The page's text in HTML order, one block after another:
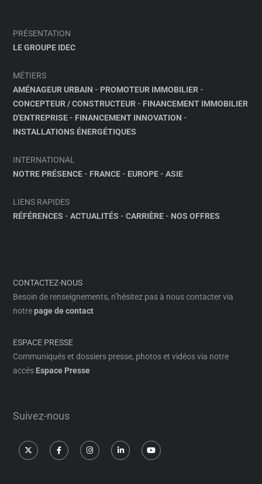
PRÉSENTATION
LE GROUPE IDEC
MÉTIERS
AMÉNAGEUR URBAIN - PROMOTEUR IMMOBILIER-
CONCEPTEUR / CONSTRUCTEUR- FINANCEMENT IMMOBILIER
D'ENTREPRISE- FINANCEMENT INNOVATION -
INSTALLATIONS ÉNERGÉTIQUES
INTERNATIONAL
NOTRE PRÉSENCE- FRANCE- EUROPE-ASIE
LIENS RAPIDES
RÉFÉRENCES -ACTUALITÉS -CARRIÈRE- NOS OFFRES
CONTACTEZ-NOUS
Besoin de renseignements, n’hésitez pas à nous contacter via
notrepage de contact
ESPACE PRESSE
Communiqués et dossiers presse, photos et vidéos via notre
accès Espace Presse
Suivez-nous